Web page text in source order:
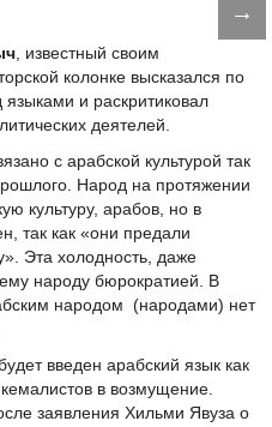
→
, известный своим
колонке высказался по
языками и раскритиковал
деятелей.
с арабской культурой так
Народ на протяжении
культуру, арабов, но в
так как «они предали
Эта холодность, даже
народу бюрократией. В
народом (народами) нет
введен арабский язык как
в возмущение.
заявления Хильми Явуза о